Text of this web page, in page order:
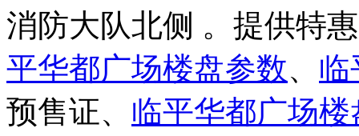
消防大队北侧 。提供特
平华都广场楼盘参数、 临
预售证、 临平华都广场